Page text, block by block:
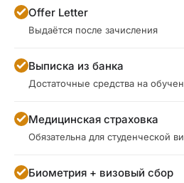
Offer Letter
Выдаётся после зачисления
Выписка из банка
Достаточные средства на
Медицинская страховка
Обязательна для студенческой
Биометрия + визовый сбор